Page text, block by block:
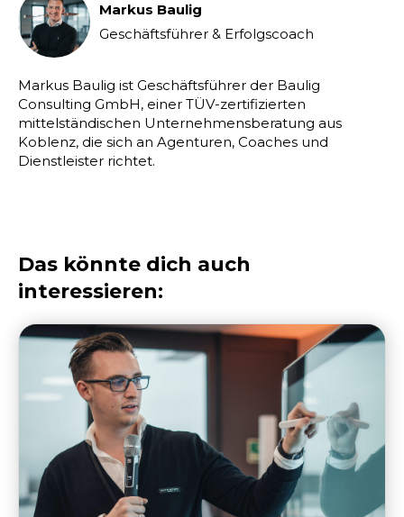
Markus Baulig
Geschäftsführer & Erfolgscoach
Markus Baulig ist Geschäftsführer der Baulig
Consulting GmbH, einer TÜV-zertifizierten
mittelständischen Unternehmensberatung aus
Koblenz, die sich an Agenturen, Coaches und
Dienstleister richtet.
Das könnte dich auch
interessieren: